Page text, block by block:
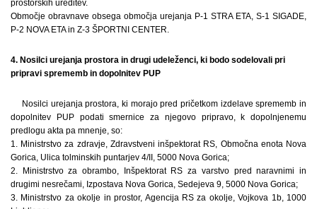
prostorskih ureditev.
Območje obravnave obsega območja urejanja P-1 STRA ETA, S-1 SIGADE,
P-2 NOVA ETA in Z-3 ŠPORTNI CENTER.
4. Nosilci urejanja prostora in drugi udeleženci, ki bodo sodelovali pri
pripravi sprememb in dopolnitev PUP
Nosilci urejanja prostora, ki morajo pred pričetkom izdelave sprememb in
dopolnitev PUP podati smernice za njegovo pripravo, k dopolnjenemu
predlogu akta pa mnenje, so:
1. Ministrstvo za zdravje, Zdravstveni inšpektorat RS, Območna enota Nova
Gorica, Ulica tolminskih puntarjev 4/II, 5000 Nova Gorica;
2. Ministrstvo za obrambo, Inšpektorat RS za varstvo pred naravnimi in
drugimi nesrečami, Izpostava Nova Gorica, Sedejeva 9, 5000 Nova Gorica;
3. Ministrstvo za okolje in prostor, Agencija RS za okolje, Vojkova 1b, 1000